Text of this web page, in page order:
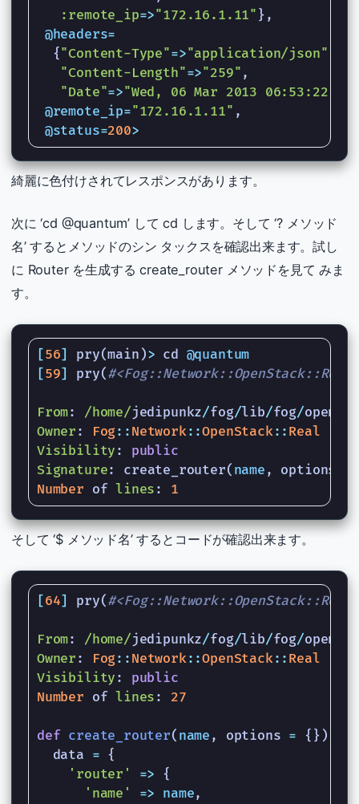
:remote_ip=>"172.16.1.11" },
@headers=
{ "Content-Type"=>"application/json"
"Content-Length"=>"259" ,
"Date"=>"Wed, 06 Mar 2013 06:53:22
@remote_ip="172.16.1.11" ,
@status=200>
綺麗に色付けされてレスポンスがあります。
次に ‘cd @quantum’ して cd します。そして ‘? メソッド
名’ するとメソッドのシン タックスを確認出来ます。試し
に Router を生成する create_router メソッドを見て みま
す。
[56] pry(main )> cd @quantum
[59] pry(
From: /home/jedipunkz/fog/lib/fog/
Owner : Fog:: Network::OpenStack:: Real
Visibility :
public
Signature: create_router( name , options
Number of lines : 1
そして ‘$ メソッド名’ するとコードが確認出来ます。
[64] pry(
From: /home/jedipunkz/fog/lib/fog/
Owner : Fog:: Network::OpenStack:: Real
Visibility :
public
Number of lines : 27
def create_router( name , options = {})
data = {
'router'
=> {
'name'
=> name,